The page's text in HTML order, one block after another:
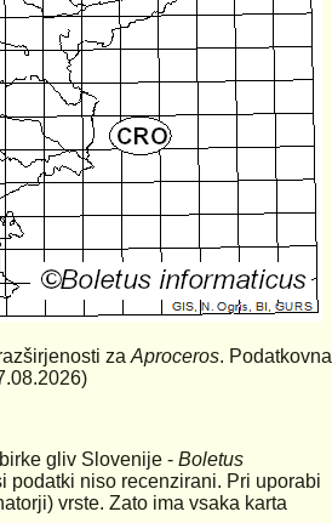
za Aproceros. Podatkovna
gliv Slovenije - Boletus
podatki niso recenzirani. Pri uporabi
vrste. Zato ima vsaka karta